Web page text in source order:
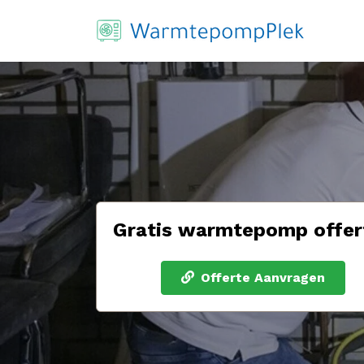
Gratis warmtepomp
Offerte Aanvragen